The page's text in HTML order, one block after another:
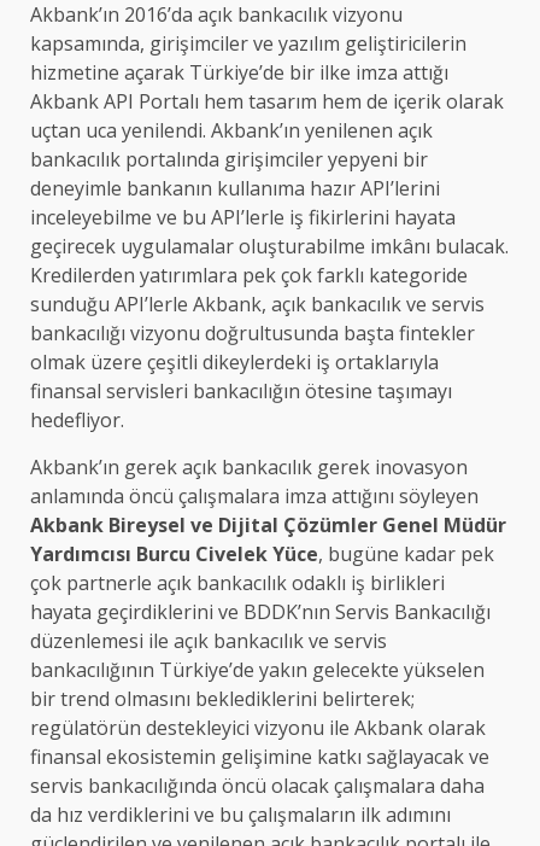
Akbank’ın 2016’da açık bankacılık vizyonu
kapsamında, girişimciler ve yazılım geliştiricilerin
hizmetine açarak Türkiye’de bir ilke imza attığı
Akbank API Portalı hem tasarım hem de içerik olarak
uçtan uca yenilendi. Akbank’ın yenilenen açık
bankacılık portalında girişimciler yepyeni bir
deneyimle bankanın kullanıma hazır API’lerini
inceleyebilme ve bu API’lerle iş fikirlerini hayata
geçirecek uygulamalar oluşturabilme imkânı bulacak.
Kredilerden yatırımlara pek çok farklı kategoride
sunduğu API’lerle Akbank, açık bankacılık ve servis
bankacılığı vizyonu doğrultusunda başta fintekler
olmak üzere çeşitli dikeylerdeki iş ortaklarıyla
finansal servisleri bankacılığın ötesine taşımayı
hedefliyor.
Akbank’ın gerek açık bankacılık gerek inovasyon
anlamında öncü çalışmalara imza attığını söyleyen
Akbank Bireysel ve Dijital Çözümler Genel Müdür
Yardımcısı Burcu Civelek Yüce, bugüne kadar pek
çok partnerle açık bankacılık odaklı iş birlikleri
hayata geçirdiklerini ve BDDK’nın Servis Bankacılığı
düzenlemesi ile açık bankacılık ve servis
bankacılığının Türkiye’de yakın gelecekte yükselen
bir trend olmasını beklediklerini belirterek;
regülatörün destekleyici vizyonu ile Akbank olarak
finansal ekosistemin gelişimine katkı sağlayacak ve
servis bankacılığında öncü olacak çalışmalara daha
da hız verdiklerini ve bu çalışmaların ilk adımını